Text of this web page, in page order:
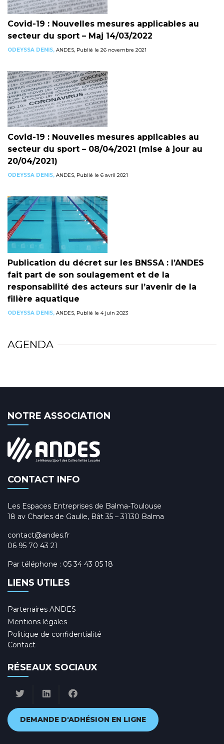
Covid-19 : Nouvelles mesures applicables au
secteur du sport – Maj 14/03/2022
ODEYSSA DENIS, ANDES, Publié le 26 novembre 2021
Covid-19 : Nouvelles mesures applicables au
secteur du sport – 08/04/2021 (mise à jour au
20/04/2021)
ODEYSSA DENIS, ANDES, Publié le 6 avril 2021
Publication du décret sur les BNSSA : l’ANDES
fait part de son soulagement et de la
responsabilité des acteurs sur l’avenir de la
filière aquatique
ODEYSSA DENIS, ANDES, Publié le 4 juin 2023
AGENDA
NOTRE ASSOCIATION
CONTACT INFO
Les Espaces Entreprises de Balma-Toulouse
18 av Charles de Gaulle, Bât 35 – 31130 Balma
contact@andes.fr
06 95 70 43 21
Par téléphone : 05 34 43 05 18
LIENS UTILES
Partenaires ANDES
Mentions légales
Politique de confidentialité
Contact
RÉSEAUX SOCIAUX
DEMANDE D'ADHÉSION EN LIGNE